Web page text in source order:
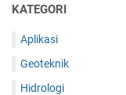
KATEGORI
Aplikasi
Geoteknik
Hidrologi